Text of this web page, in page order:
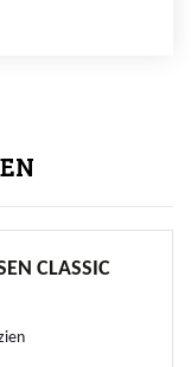
CLASSIC